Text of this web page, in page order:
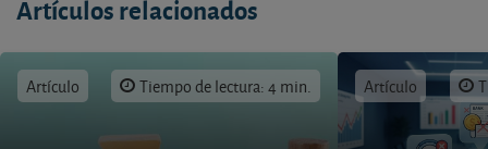
Artículos relacionados
Artículo Tiempo de lectura: 4 min. Artículo